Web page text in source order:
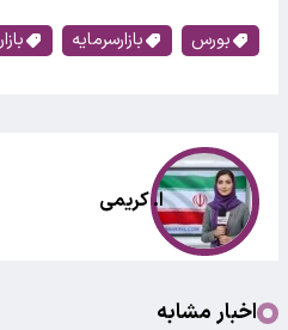
بورس بازارسرمایه
ا. کریمی
اخبار مشابه